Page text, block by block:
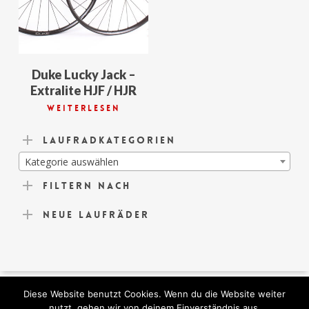
Duke Lucky Jack –
Extralite HJF / HJR
Weiterlesen
Laufradkategorien
Kategorie auswählen
Filtern nach
Neue Laufräder
© 2026 German-Lightness. All Rights Reserved.
Diese Website benutzt Cookies. Wenn du die Website weiter